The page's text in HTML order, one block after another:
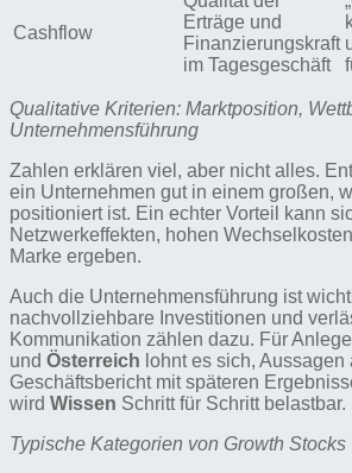
Cashflow
Erträge und
Finanzierungskraft
im Tagesgeschäft
Qualitative Kriterien: Marktposition,
Unternehmensführung
Zahlen erklären viel, aber nicht alles.
ein Unternehmen gut in einem großen,
positioniert ist. Ein echter Vorteil kann
Netzwerkeffekten, hohen
Marke ergeben.
Auch die Unternehmensführung ist
nachvollziehbare Investitionen und
Kommunikation zählen dazu. Für
und Österreich lohnt es sich, Aussagen
Geschäftsbericht mit späteren
wird Wissen Schritt für Schritt belastbar.
Typische Kategorien von Growth Stocks